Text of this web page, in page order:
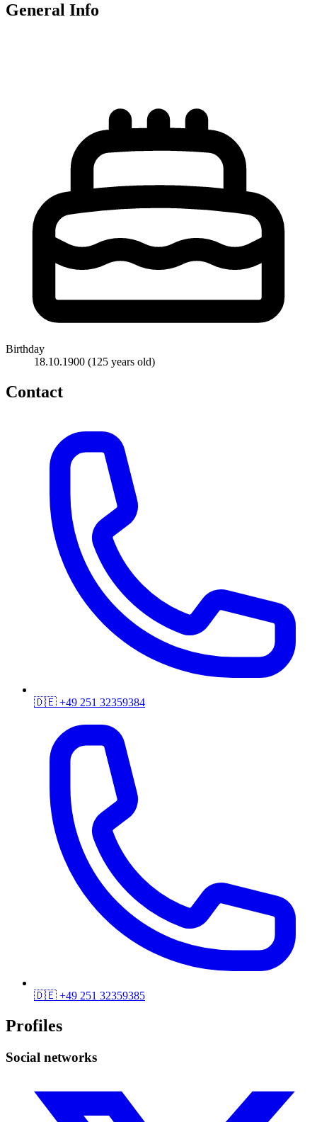
General Info
Birthday
18.10.1900 (125 years old)
Contact
🇩🇪 +49 251 32359384
🇩🇪 +49 251 32359385
Profiles
Social networks